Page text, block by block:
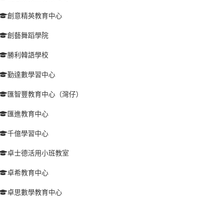
創意精英教育中心
創藝舞蹈學院
勝利韓語學校
勤達數學習中心
匯智豐教育中心（灣仔）
匯進教育中心
千億學習中心
卓士德活用小班教室
卓希教育中心
卓思數學教育中心